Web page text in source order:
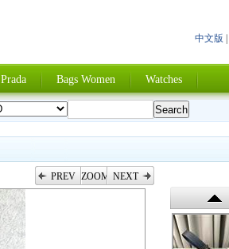
中文版
Prada Bags Women Watches
PREV ZOOM NEXT